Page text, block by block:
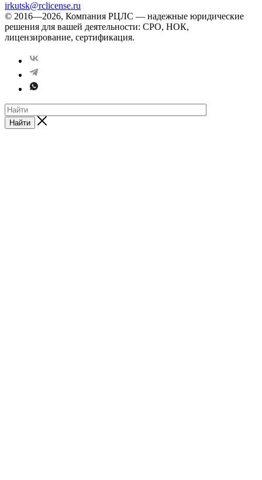
irkutsk@rclicense.ru
© 2016—2026, Компания РЦЛС — надежные юридические
решения для вашей деятельности: СРО, НОК,
лицензирование, сертификация.
Найти